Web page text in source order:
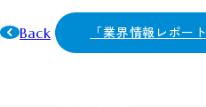
Back 「業界情報レポート